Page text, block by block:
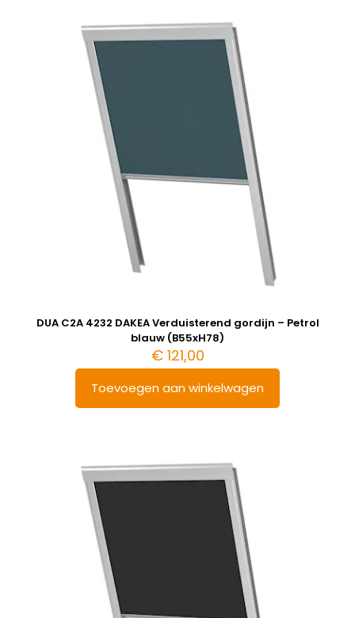
DUA C2A 4232 DAKEA Verduisterend gordijn – Petrol
blauw (B55xH78)
€121,00
Toevoegen aan winkelwagen